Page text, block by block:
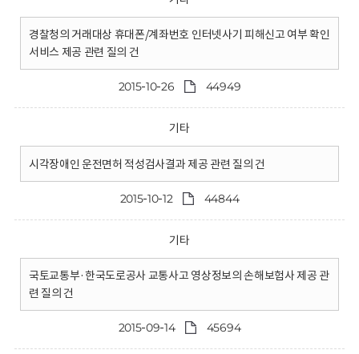
경찰청의 거래대상 휴대폰/계좌번호 인터넷사기 피해신고 여부 확인
서비스 제공 관련 질의 건
2015-10-26 44949
기타
시각장애인 운전면허 적성검사결과 제공 관련 질의 건
2015-10-12 44844
기타
국토교통부·한국도로공사 교통사고 영상정보의 손해보험사 제공 관
련 질의 건
2015-09-14 45694